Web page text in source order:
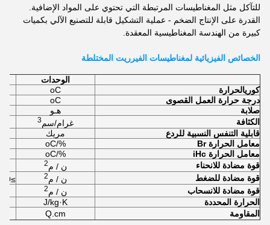
للتآكل مثل المغناطيسات المرتبطة التي تحتوي على المواد الإضافية.
القدرة على الإنتاج الضخم - عملية التشكيل قابلة للتصنيع الآلي بكميات
كبيرة من الهندسة المغناطيسية المعقدة.
الخصائص الفيزيائية لمغناطيسات الفيرريت المختلطة
الوحدات
كوريالحرارة
oC
درجة حرارة العمل القصوى
oC
صلابة
هـو
الكثافة
غرام/سم 3
قابلية التنفس النسبية للردع
مريك
معامل الحرارة Br
%/oC
معامل الحرارة iHc
%/oC
قوة مضادة للانحناء
ن / م2
قوة مضادة للضغط ن / م2
≥6.9×10
قوة مضادة للانسحاب
ن / م2
الحرارة المحددة
J/kg·K
المقاومة
Q.cm